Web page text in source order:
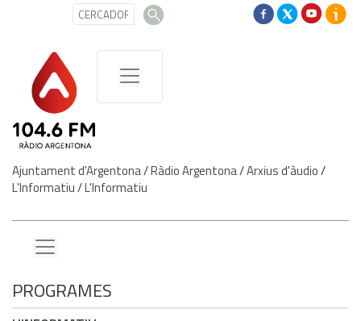
Ajuntament d'Argentona/Ràdio Argentona/Arxius d'àudio/
L'Informatiu/L'Informatiu
PROGRAMES